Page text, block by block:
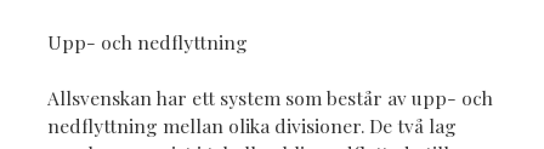
Upp- och nedflyttning
Allsvenskan har ett system som består av upp- och
nedflyttning mellan olika divisioner. De två lag